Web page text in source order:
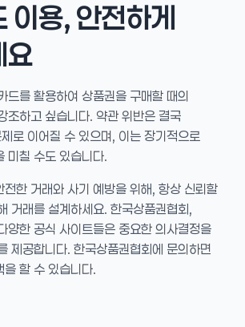
이용, 안전하게
요
드를 활용하여 상품권을 구매할 때의
조하고 싶습니다. 약관 위반은 결국
로 이어질 수 있으며, 이는 장기적으로
미칠 수도 있습니다.
전한 거래와 사기 예방을 위해, 항상 신뢰할
거래를 설계하세요. 한국상품권협회,
양한 공식 사이트들은 중요한 의사결정을
제공합니다. 한국상품권협회에 문의하면
을 할 수 있습니다.